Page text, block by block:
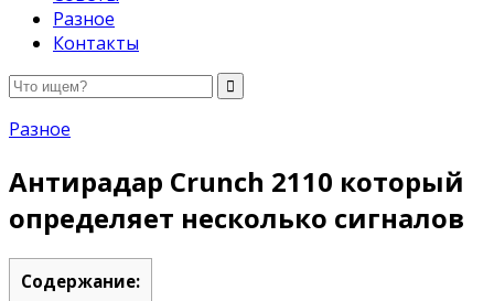
Разное
Контакты
Разное
Антирадар Crunch 2110 который
определяет несколько сигналов
Содержание: